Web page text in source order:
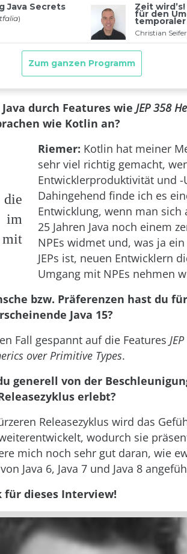
durch Features wie JEP 358
wie Kotlin an?
Riemer: Kotlin hat meiner
sehr viel richtig gemacht,
Entwicklerproduktivität und -
Dahingehend finde ich es
Entwicklung, wenn man sich
25 Jahren Java noch einem
NPEs widmet und, was ja
JEPs ist, neuen Entwicklern
Umgang mit NPEs nehmen
bzw. Präferenzen hast du
Java 15?
Fall gespannt auf die Features
over Primitive Types.
generell von der
erlebt?
Releasezyklus wird das
wodurch sie
mich noch sehr gut daran, wie
Java 6, Java 7 und Java 8
für dieses Interview!